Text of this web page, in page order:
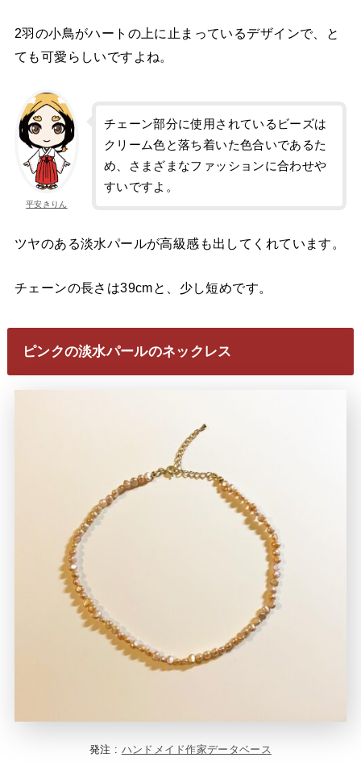
2羽の小鳥がハートの上に止まっているデザインで、と
ても可愛らしいですよね。
平安きりん
チェーン部分に使用されているビーズは
クリーム色と落ち着いた色合いであるた
め、さまざまなファッションに合わせや
すいですよ。
ツヤのある淡水パールが高級感も出してくれています。
チェーンの長さは39cmと、少し短めです。
ピンクの淡水パールのネックレス
発注 : ハンドメイド作家データベース